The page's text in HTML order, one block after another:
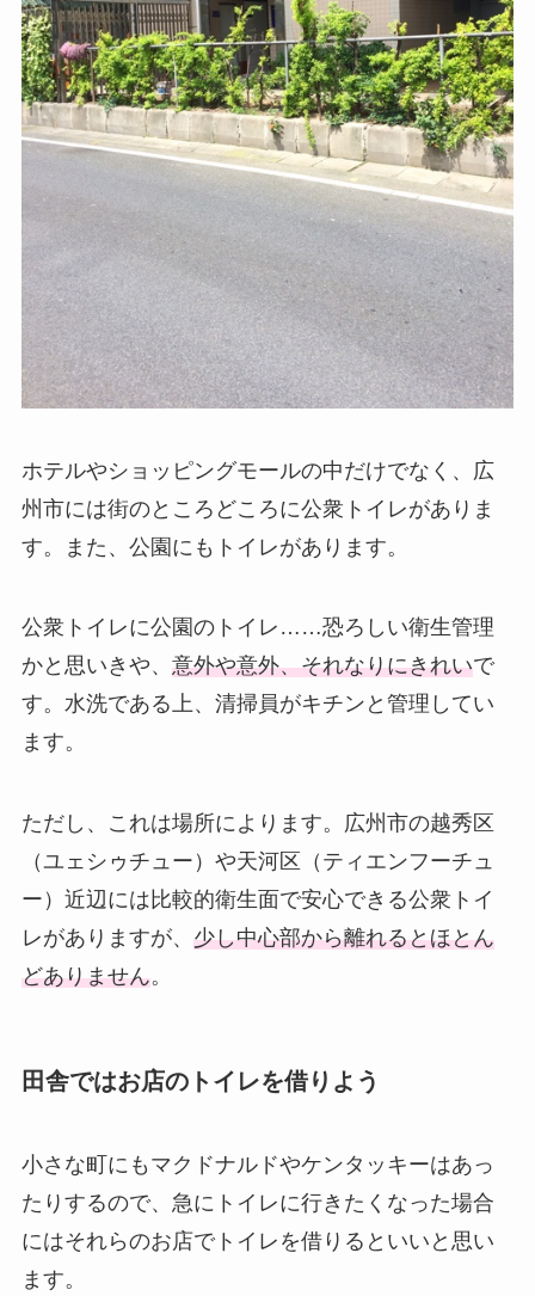
ホテルやショッピングモールの中だけでなく、広
州市には街のところどころに公衆トイレがありま
す。また、公園にもトイレがあります。
公衆トイレに公園のトイレ……恐ろしい衛生管理
かと思いきや、 意外や意外、それなりにきれいで
す。水洗である上、清掃員がキチンと管理してい
ます。
ただし、これは場所によります。広州市の越秀区
（ユェシゥチュー）や天河区（ティエンフーチュ
ー）近辺には比較的衛生面で安心できる公衆トイ
レがありますが、 少し中心部から離れるとほとん
どありません。
田舎ではお店のトイレを借りよう
小さな町にもマクドナルドやケンタッキーはあっ
たりするので、急にトイレに行きたくなった場合
にはそれらのお店でトイレを借りるといいと思い
ます。